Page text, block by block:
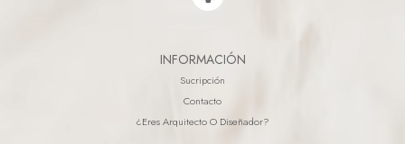
INFORMACIÓN
Sucripción
Contacto
¿eres Arquitecto O Diseñador?